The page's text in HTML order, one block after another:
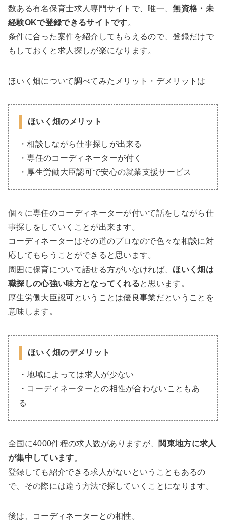
数ある有名保育士求人専門サイトで、唯一、無資格・未
経験OKで登録できるサイトです。
条件に合った案件を紹介してもらえるので、登録だけで
もしておくと求人探しが楽になります。
ほいく畑について調べてみたメリット・デメリットは
ほいく畑のメリット
・相談しながら仕事探しが出来る
・専任のコーディネーターが付く
・厚生労働大臣認可で安心の就業支援サービス
個々に専任のコーディネーターが付いて話をしながら仕
事探しをしていくことが出来ます。
コーディネーターはその道のプロなので色々な相談に対
応してもらうことができると思います。
周囲に保育について話せる方がいなければ、 ほいく畑は
職探しの心強い味方となってくれると思います。
厚生労働大臣認可ということは優良事業だということを
意味します。
ほいく畑のデメリット
・地域によっては求人が少ない
・コーディネーターとの相性が合わないこともあ
る
全国に4000件程の求人数がありますが、 関東地方に求人
が集中しています。
登録しても紹介できる求人がないということもあるの
で、その際には違う方法で探していくことになります。
後は、コーディネーターとの相性。